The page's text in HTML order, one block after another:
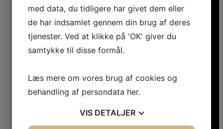
med data, du tidligere har givet dem eller
de har indsamlet gennem din brug af deres
tjenester. Ved at klikke på 'OK' giver du
samtykke til disse formål.
Læs mere om vores brug af cookies og
behandling af persondata her.
VIS DETALJER